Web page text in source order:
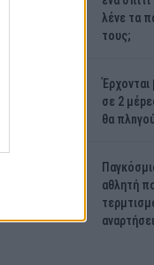
λένε τα
τους;
Έρχονται
σε 2
θα
αθλητή